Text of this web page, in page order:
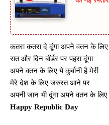
कतरा कतरा दे दूंगा अपने वतन के लिए
रात और दिन बॉर्डर पर पहरा दूंगा
अपने वतन के लिए ये कुर्बानी है मेरी
मेरे देश के लिए जरुरत आने पर
अपनी जान भी दूंगा अपने वतन के लिए
Happy Republic Day